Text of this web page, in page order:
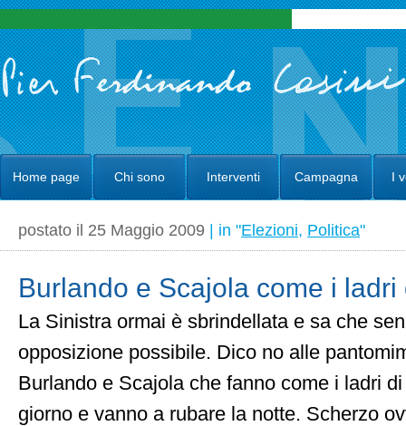
Home page Chi sono Interventi Campagna I
postato il 25 Maggio 2009 | in "Elezioni, Politica"
Burlando e Scajola come i ladri
La Sinistra ormai è sbrindellata e sa che
opposizione possibile. Dico no alle
Burlando e Scajola che fanno come i ladri
giorno e vanno a rubare la notte. Scherzo